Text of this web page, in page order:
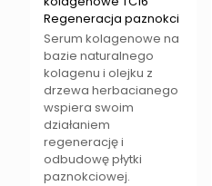
Regeneracja paznokci
Serum kolagenowe na
bazie naturalnego
kolagenu i olejku z
drzewa herbacianego
wspiera swoim
działaniem
regenerację i
odbudowę płytki
paznokciowej.